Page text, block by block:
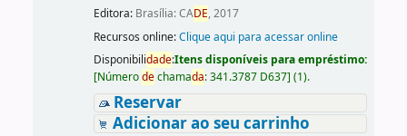
Editora: Brasília: CADE, 2017
Recursos online:Clique aqui para acessar online
Disponibilidade:Itens disponíveis para empréstimo:
[Númerodechamada:341.3787 D637] (1).
Reservar
Adicionar ao seu carrinho